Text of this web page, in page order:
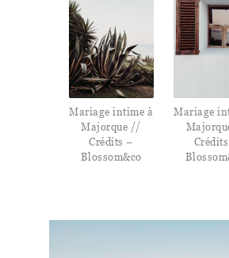
Mariage intime à
Majorque //
Crédits –
Blossom&co
Mariage